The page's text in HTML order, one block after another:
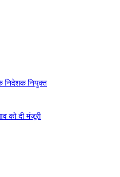
निदेशक नियुक्त
को दी मंजूरी